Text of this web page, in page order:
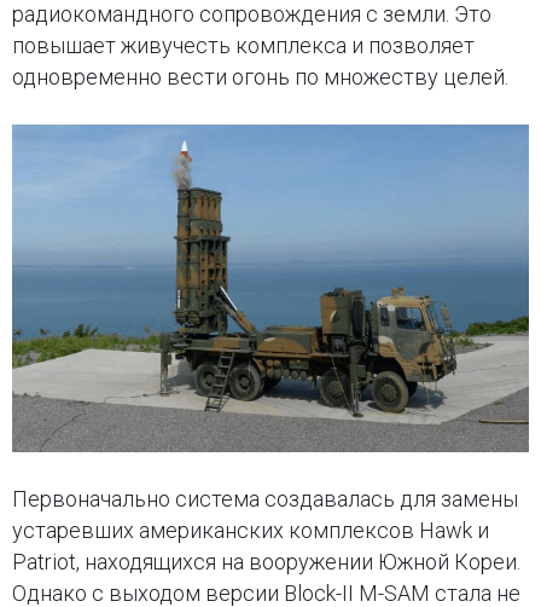
радиокомандного сопровождения с земли. Это
повышает живучесть комплекса и позволяет
одновременно вести огонь по множеству целей.
Первоначально система создавалась для замены
устаревших американских комплексов Hawk и
Patriot, находящихся на вооружении Южной Кореи.
Однако с выходом версии Block-II M-SAM стала не